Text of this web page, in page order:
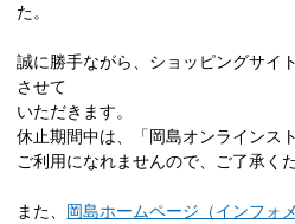
た。
誠に勝手ながら、ショッピングサイ
させて
いただきます。
休止期間中は、「岡島オンラインス
ご利用になれませんので、ご了承く
また、 岡島ホームページ（インフォ